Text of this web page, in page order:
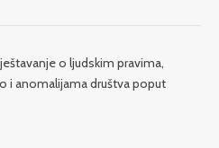
o ljudskim pravima,
i anomalijama društva poput